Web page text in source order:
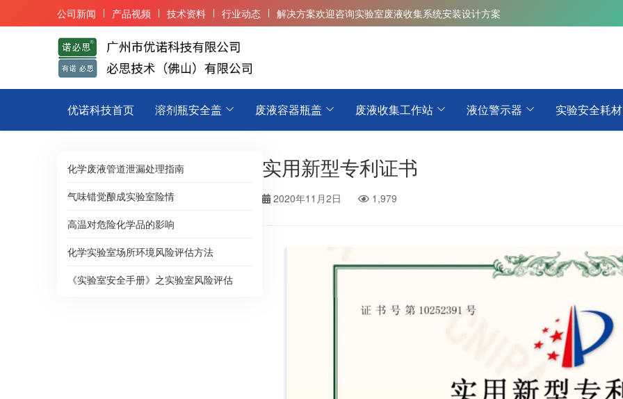
公司新闻 产品视频 技术资料 行业动态 解决方案欢迎咨询实验室废液收集系统安装设计方案
优诺科技首页 溶剂瓶安全盖 废液容器瓶盖 废液收集工作站 液位警示器 实验安全耗材
化学废液管道泄漏处理指南
气味错觉酿成实验室险情
高温对危险化学品的影响
化学实验室场所环境风险评估方法
《实验室安全手册》之实验室风险评估
实用新型专利证书
2020年11月2日 1,979